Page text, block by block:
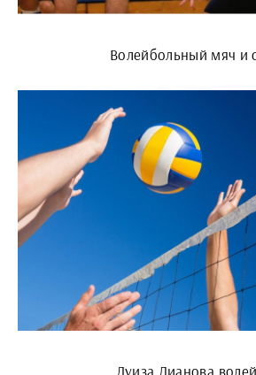
Волейбольный мяч и